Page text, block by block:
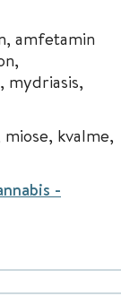
amfetamin
mydriasis,
kvalme,
-